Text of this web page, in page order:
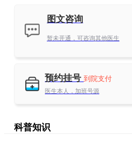
图文咨询
暂未开通，可咨询其他医生
预约挂号 到院支付
医生本人，加班号源
科普知识